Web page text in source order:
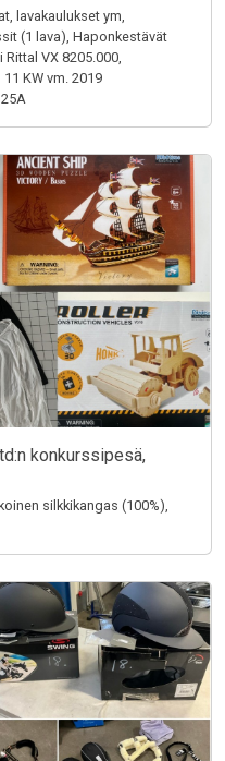
lavakaulukset ym,
(1 lava), Haponkestävät
VX 8205.000,
KW vm. 2019
konkurssipesä,
silkkikangas (100%),